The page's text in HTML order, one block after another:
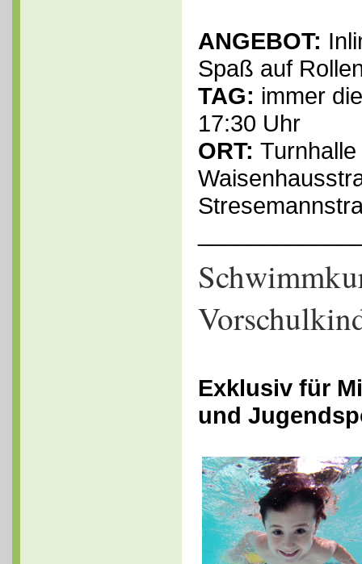
ANGEBOT:
Spaß auf
TAG: immer
17:30 Uhr
ORT:
Exklusiv für
und